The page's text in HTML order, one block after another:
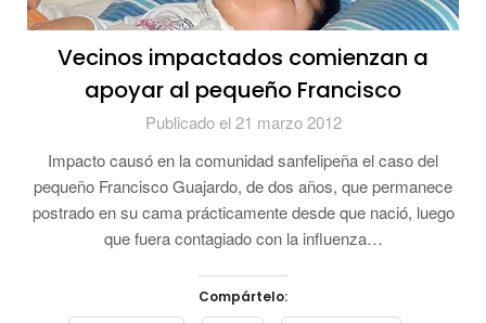
Vecinos impactados comienzan a
apoyar al pequeño Francisco
Publicado el 21 marzo 2012
Impacto causó en la comunidad sanfelipeña el caso del
pequeño Francisco Guajardo, de dos años, que permanece
postrado en su cama prácticamente desde que nació, luego
que fuera contagiado con la influenza…
Compártelo: